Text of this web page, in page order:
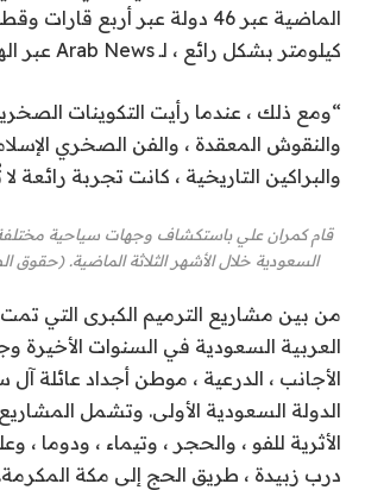
كيلومتر بشكل رائع ، لـ Arab News عبر الهاتف من مكة.
“ومع ذلك ، عندما رأيت التكوينات
والنقوش المعقدة ، والفن الصخري
والبراكين التاريخية ، كانت تجربة رائعة
قام كمران علي باستكشاف وجهات سياحية مختلفة
السعودية خلال الأشهر الثلاثة الماضية. (حقوق
من بين مشاريع الترميم الكبرى التي
العربية السعودية في السنوات الأخيرة
الأجانب ، الدرعية ، موطن أجداد عائلة
الدولة السعودية الأولى. وتشمل
الأثرية للفو ، والحجر ، وتيماء ، ودوما
درب زبيدة ، طريق الحج إلى مكة